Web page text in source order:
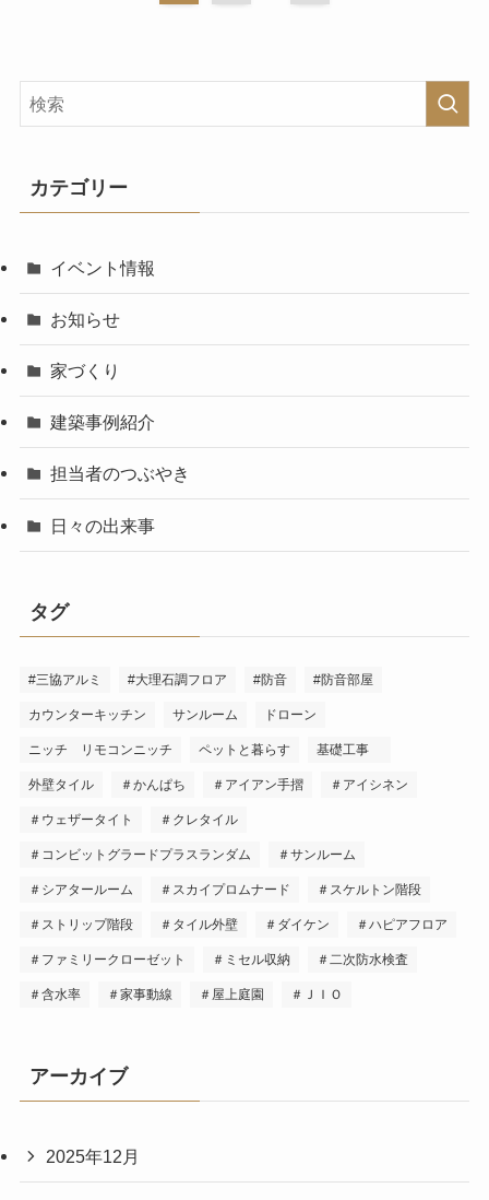
カテゴリー
イベント情報
お知らせ
家づくり
建築事例紹介
担当者のつぶやき
日々の出来事
タグ
#三協アルミ #大理石調フロア #防音 #防音部屋
カウンターキッチン サンルーム ドローン
ニッチ リモコンニッチ ペットと暮らす 基礎工事
外壁タイル ＃かんぱち ＃アイアン手摺 ＃アイシネン
＃ウェザータイト ＃クレタイル
＃コンビットグラードプラスランダム ＃サンルーム
＃シアタールーム ＃スカイプロムナード ＃スケルトン階段
＃ストリップ階段 ＃タイル外壁 ＃ダイケン ＃ハピアフロア
＃ファミリークローゼット ＃ミセル収納 ＃二次防水検査
＃含水率 ＃家事動線 ＃屋上庭園 ＃ＪＩＯ
アーカイブ
2025年12月